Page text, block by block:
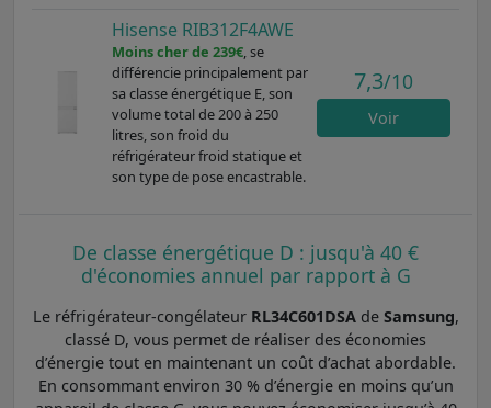
Hisense RIB312F4AWE
Moins cher de 239€, se
différencie principalement par
sa classe énergétique E, son
volume total de 200 à 250
litres, son froid du
réfrigérateur froid statique et
son type de pose encastrable.
7,3/10
Voir
De classe énergétique D : jusqu'à 40 €
d'économies annuel par rapport à G
Le réfrigérateur-congélateur RL34C601DSAde Samsung,
classé D, vous permet de réaliser des économies
d’énergie tout en maintenant un coût d’achat abordable.
En consommant environ 30 % d’énergie en moins qu’un